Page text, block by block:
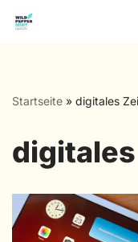
Startseite » digitales